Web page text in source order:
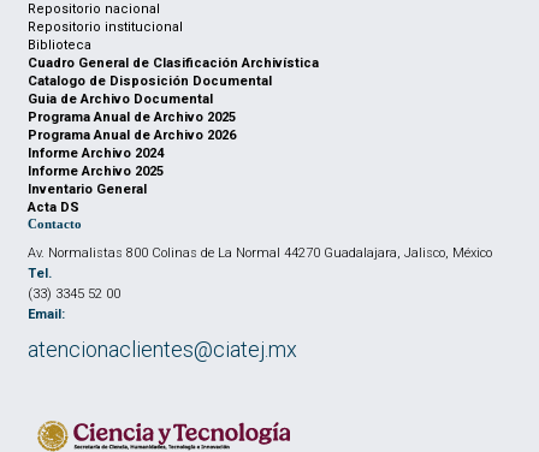
Repositorio nacional
Repositorio institucional
Biblioteca
Cuadro General de Clasificación Archivística
Catalogo de Disposición Documental
Guia de Archivo Documental
Programa Anual de Archivo 2025
Programa Anual de Archivo 2026
Informe Archivo 2024
Informe Archivo 2025
Inventario General
Acta DS
Contacto
Av. Normalistas 800 Colinas de La Normal 44270 Guadalajara, Jalisco, México
Tel.
(33) 3345 52 00
Email:
atencionaclientes@ciatej.mx